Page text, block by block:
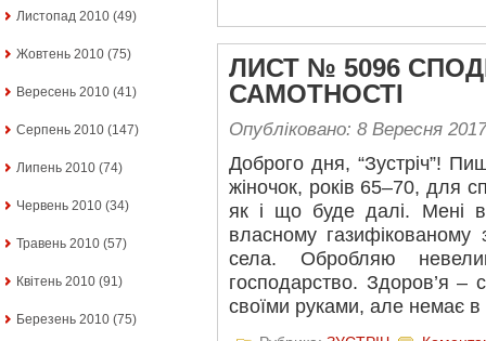
Листопад 2010 (49)
Жовтень 2010 (75)
Вересень 2010 (41)
Серпень 2010 (147)
Липень 2010 (74)
Червень 2010 (34)
Травень 2010 (57)
Квітень 2010 (91)
Березень 2010 (75)
ЛИСТ № 5096
САМОТНОСТІ
Опубліковано: 8 Вересня 2017
Доброго дня, “Зустріч”!
жіночок, років 65–70, для
як і що буде далі. Мені
власному газифікованому
села. Обробляю
господарство. Здоров’я
своїми руками, але немає